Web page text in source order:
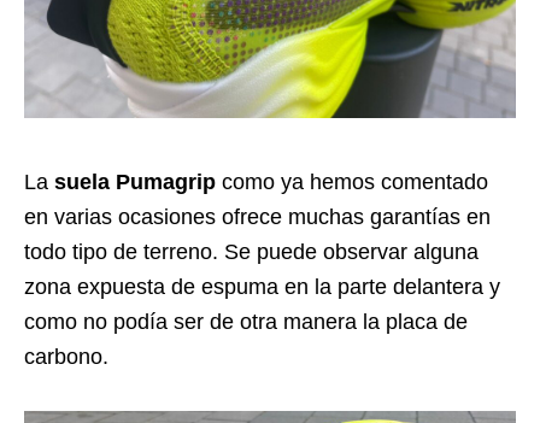
La suela Pumagrip como ya hemos comentado
en varias ocasiones ofrece muchas garantías en
todo tipo de terreno. Se puede observar alguna
zona expuesta de espuma en la parte delantera y
como no podía ser de otra manera la placa de
carbono.